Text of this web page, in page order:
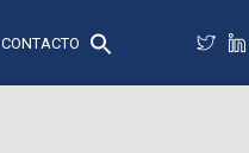
CONTACTO